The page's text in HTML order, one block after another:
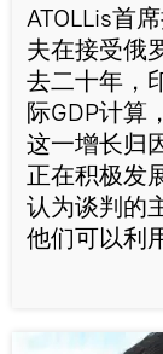
ATOLLis首
夫在接受俄
去二十年，
际GDP计算
这一增长归
正在积极发
认为谈判的
他们可以利